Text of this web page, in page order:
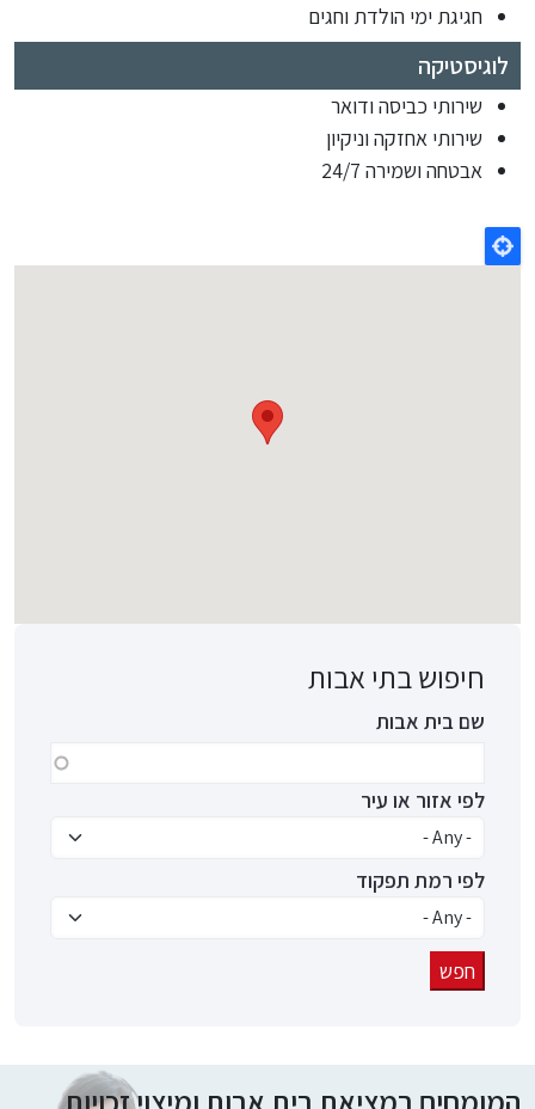
חגיגת ימי הולדת וחגים
לוגיסטיקה
שירותי כביסה ודואר
שירותי אחזקה וניקיון
אבטחה ושמירה 24/7
חיפוש בתי אבות
שם בית אבות
לפי אזור או עיר
לפי רמת תפקוד
המומחים במציאת בית אבות ומיצוי זכויות